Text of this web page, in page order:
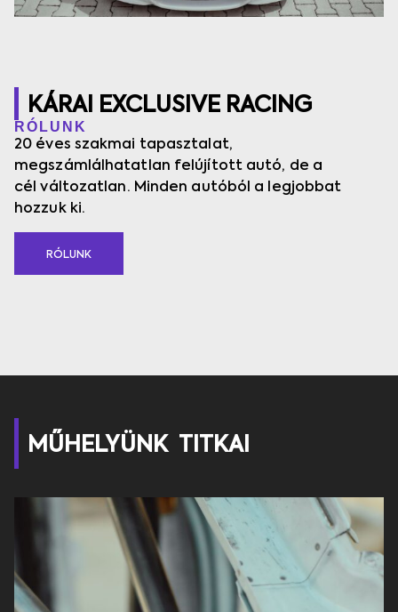
KÁRAI EXCLUSIVE RACING
RÓLUNK
20 éves szakmai tapasztalat,
megszámlálhatatlan felújított autó, de a
cél változatlan. Minden autóból a legjobbat
hozzuk ki.
RÓLUNK
MŰHELYÜNK TITKAI